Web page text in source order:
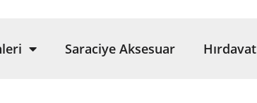
Saraciye Aksesuar Hırdavat